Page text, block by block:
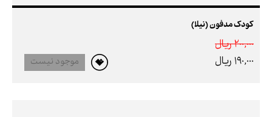
کودک مدفون (نیلا)
200,000 ريال
190,000 ريال
موجود نیست